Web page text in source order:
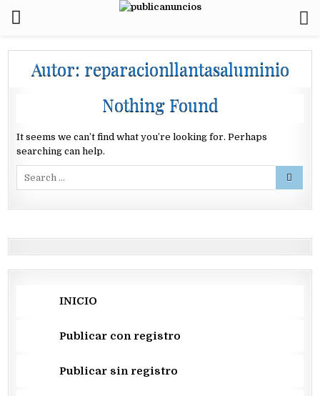
Autor: reparacionllantasaluminio
Nothing Found
It seems we can’t find what you’re looking for. Perhaps
searching can help.
INICIO
Publicar con registro
Publicar sin registro